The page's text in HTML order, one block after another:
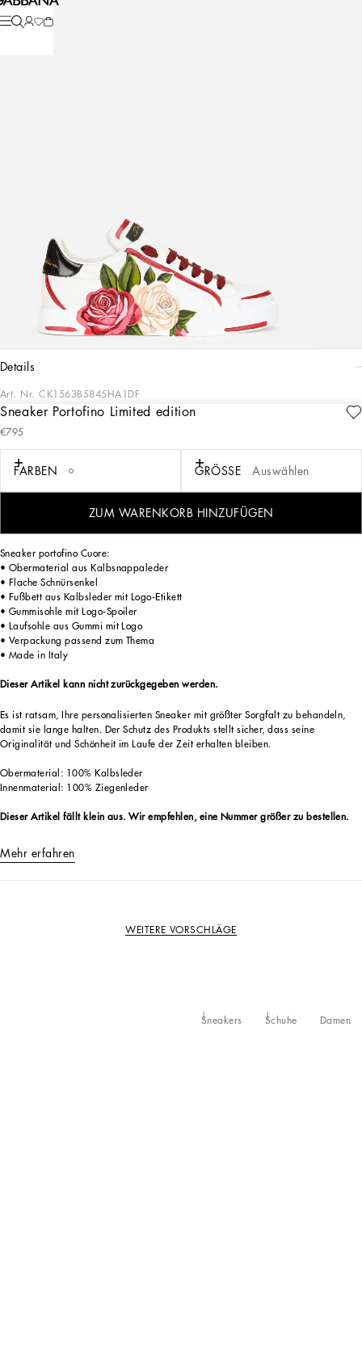
Sneaker Portofino Limited edition
FARBEN GRÖSSE Auswählen
€795
ZUM WARENKORB HINZUFÜGEN
details
Art. Nr. CK1563B5845HA1DF
Exklusiv im Online-Shop erhältlich. Dolce & Gabbana präsentiert eine Kollektion
von Sneakers in limitierter Auflage für Sie und Ihn, verziert mit einzigartigen
Designs, die von unseren Kunsthandwerkern handbemalt und bestickt wurden.
Die Limited Edition Sneakers werden exklusiv für Sie gefertigt und werden Ihnen
Sneaker portofino Cuore:
• Obermaterial aus Kalbsnappaleder
• Flache Schnürsenkel
• Fußbett aus Kalbsleder mit Logo-Etikett
• Gummisohle mit Logo-Spoiler
• Laufsohle aus Gummi mit Logo
• Verpackung passend zum Thema
• Made in Italy
Dieser Artikel kann nicht zurückgegeben werden.
Es ist ratsam, Ihre personalisierten Sneaker mit größter Sorgfalt zu behandeln,
damit sie lange halten. Der Schutz des Produkts stellt sicher, dass seine
Originalität und Schönheit im Laufe der Zeit erhalten bleiben.
Obermaterial: 100% Kalbsleder
Innenmaterial: 100% Ziegenleder
Dieser Artikel fällt klein aus. Wir empfehlen, eine Nummer größer zu bestellen.
Mehr erfahren
WEITERE VORSCHLÄGE
Damen
Schuhe
Sneakers